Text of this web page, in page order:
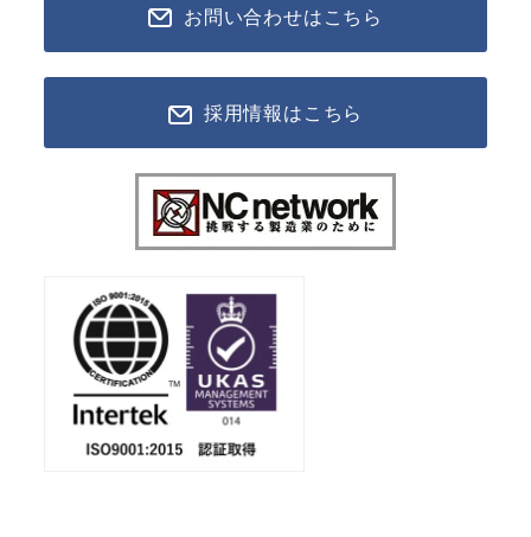
お問い合わせはこちら
採用情報はこちら